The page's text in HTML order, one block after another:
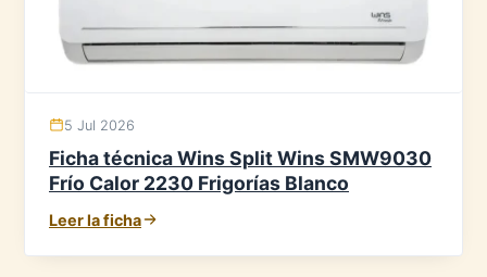
5 Jul 2026
Ficha técnica Wins Split Wins SMW9030
Frío Calor 2230 Frigorías Blanco
Leer la ficha